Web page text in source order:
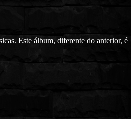
Este álbum, diferente do anterior, é